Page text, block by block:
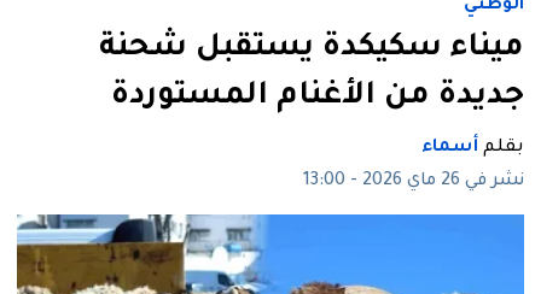
الوطني
ميناء سكيكدة يستقبل شحنة
جديدة من الأغنام المستوردة
بقلم أسماء
نشر في 26 ماي 2026 - 13:00